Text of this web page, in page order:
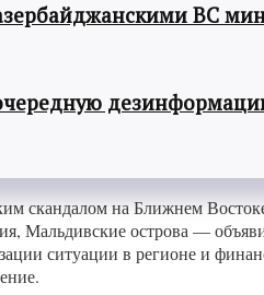
ВС
скандалом на Ближнем
острова —
ситуации в регионе и